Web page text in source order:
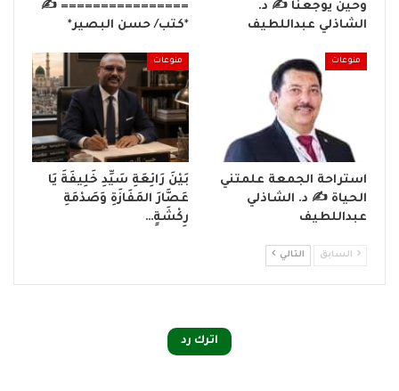
وحين يوجعنا ✍️ د.
الشاذلي عبداللطيف
================ ✍️
*كتب/ حسن البصير*
منوعات
استراحة الجمعة علمتني
الحياة ✍️ د. الشاذلي
عبداللطيف
منوعات
بَيْنَ رَائِعَةِ سَيِّدِ خَلِيفَةَ يَا
عَصَّارَ المَفَازَةِ وَصَدْمَةِ
رِكْشَةٍ…
السابق التالي
اترك رد